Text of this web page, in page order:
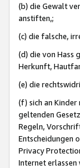
(b) die Gewalt
anstiften,;
(c) die falsche,
(d) die von Hass
Herkunft,
(e) die
(f) sich an
geltenden
Regeln,
Entscheidungen
Privacy
Internet erlassen